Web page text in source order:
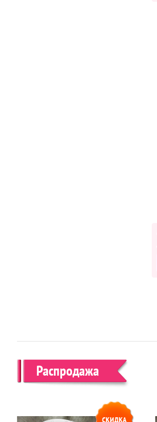
Распродажа